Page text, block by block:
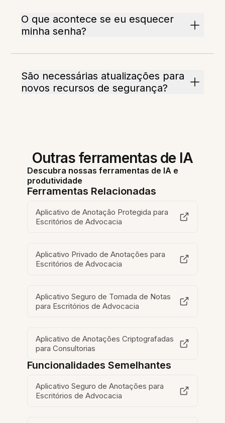
O que acontece se eu esquecer
minha senha?
São necessárias atualizações para
novos recursos de segurança?
Outras ferramentas de IA
Descubra nossas ferramentas de IA e
produtividade
Ferramentas Relacionadas
Aplicativo de Anotação Protegida para
Escritórios de Advocacia
Aplicativo Privado de Anotações para
Escritórios de Advocacia
Aplicativo Seguro de Tomada de Notas
para Escritórios de Advocacia
Aplicativo de Anotações Criptografadas
para Consultorias
Funcionalidades Semelhantes
Aplicativo Seguro de Anotações para
Escritórios de Advocacia